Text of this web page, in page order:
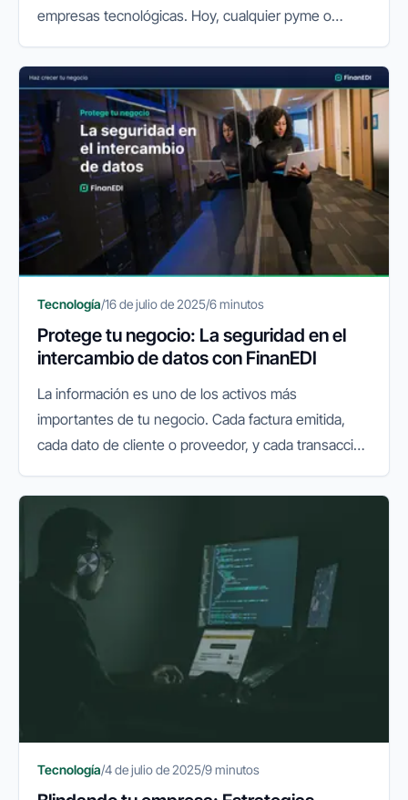
empresas tecnológicas. Hoy, cualquier pyme o
mejorar la productividad, reducir...
Tecnología/16 de julio de 2025/6 minutos
Protege tu negocio: La seguridad en el
intercambio de datos con FinanEDI
La información es uno de los activos más
importantes de tu negocio. Cada factura emitida,
cada dato de cliente o proveedor, y cada transacción
responsabilidad implícita...
Tecnología/4 de julio de 2025/9 minutos